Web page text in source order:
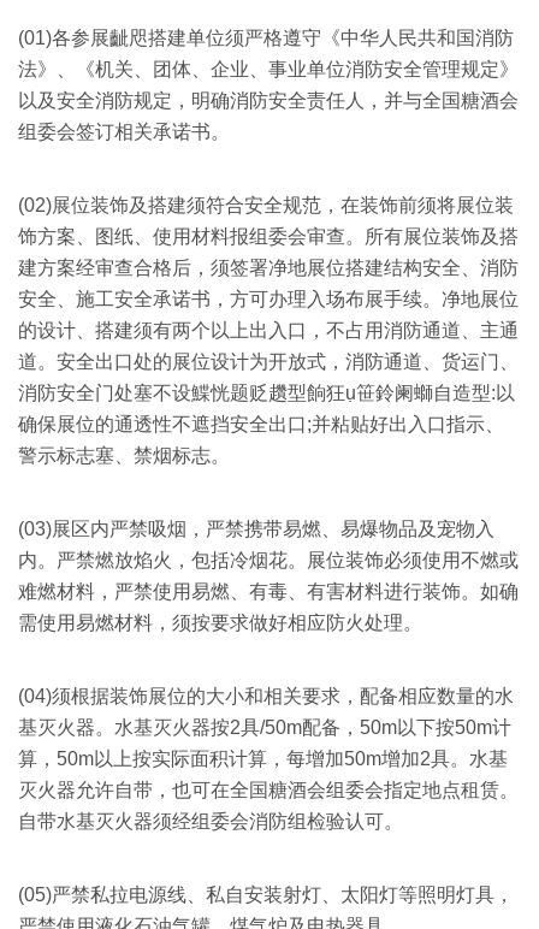
(01)各参展齜咫搭建单位须严格遵守《中华人民共和国消防
法》、《机关、团体、企业、事业单位消防安全管理规定》
以及安全消防规定，明确消防安全责任人，并与全国糖酒会
组委会签订相关承诺书。
(02)展位装饰及搭建须符合安全规范，在装饰前须将展位装
饰方案、图纸、使用材料报组委会审查。所有展位装饰及搭
建方案经审查合格后，须签署净地展位搭建结构安全、消防
安全、施工安全承诺书，方可办理入场布展手续。净地展位
的设计、搭建须有两个以上出入口，不占用消防通道、主通
道。安全出口处的展位设计为开放式，消防通道、货运门、
消防安全门处塞不设鰈恍题贬趲型餉狂ụ笹鈴阑螄自造型:以
确保展位的通透性不遮挡安全出口;并粘贴好出入口指示、
警示标志塞、禁烟标志。
(03)展区内严禁吸烟，严禁携带易燃、易爆物品及宠物入
内。严禁燃放焰火，包括冷烟花。展位装饰必须使用不燃或
难燃材料，严禁使用易燃、有毒、有害材料进行装饰。如确
需使用易燃材料，须按要求做好相应防火处理。
(04)须根据装饰展位的大小和相关要求，配备相应数量的水
基灭火器。水基灭火器按2具/50m配备，50m以下按50m计
算，50m以上按实际面积计算，每增加50m增加2具。水基
灭火器允许自带，也可在全国糖酒会组委会指定地点租赁。
自带水基灭火器须经组委会消防组检验认可。
(05)严禁私拉电源线、私自安装射灯、太阳灯等照明灯具，